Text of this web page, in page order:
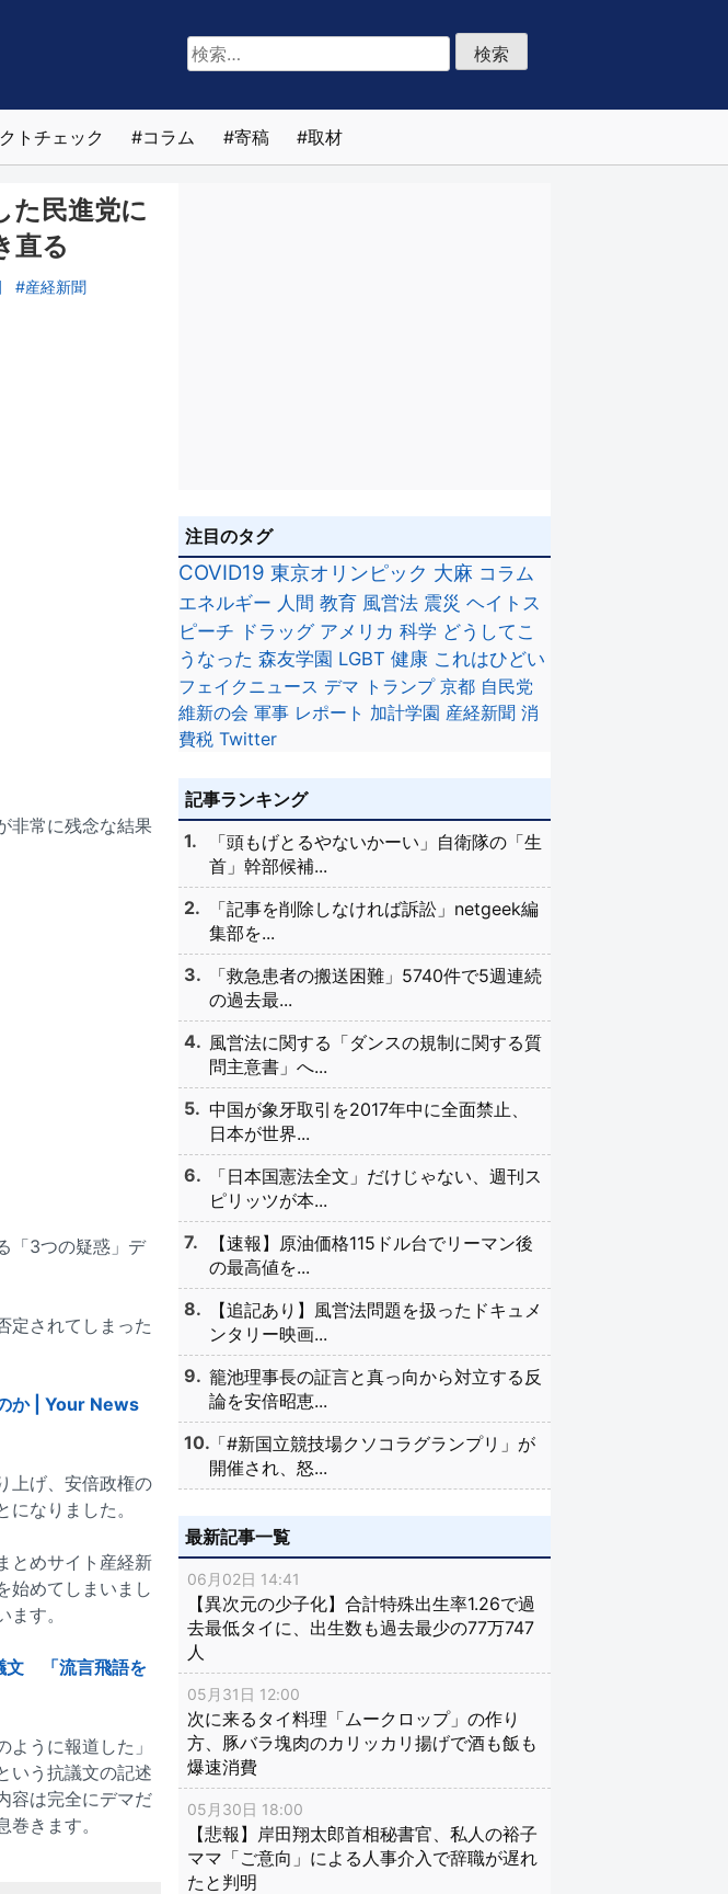
検
索:
トチェック コラム 寄稿 取材
た民進党に
直る
産経新聞
非常に残念な結果
「3つの疑惑」デ
定されてしまった
か | Your News
上げ、安倍政権の
なりました。
とめサイト産経新
始めてしまいまし
す。
文 「流言飛語を
うに報道した」
いう抗議文の記述
容は完全にデマだ
きます。
注目のタグ
COVID19 東京オリンピック 大麻 コラム
エネルギー 人間 教育 風営法 震災 ヘイトス
ピーチ ドラッグ アメリカ 科学 どうしてこ
うなった 森友学園 LGBT 健康 これはひどい
フェイクニュース デマ トランプ 京都 自民党
維新の会 軍事 レポート 加計学園 産経新聞 消
費税 Twitter
記事ランキング
「頭もげとるやないかーい」自衛隊の「生
首」幹部候補...
「記事を削除しなければ訴訟」netgeek編
集部を...
「救急患者の搬送困難」5740件で5週連続
の過去最...
風営法に関する「ダンスの規制に関する質
問主意書」へ...
中国が象牙取引を2017年中に全面禁止、
日本が世界...
「日本国憲法全文」だけじゃない、週刊ス
ピリッツが本...
【速報】原油価格115ドル台でリーマン後
の最高値を...
【追記あり】風営法問題を扱ったドキュメ
ンタリー映画...
籠池理事長の証言と真っ向から対立する反
論を安倍昭恵...
「#新国立競技場クソコラグランプリ」が
開催され、怒...
最新記事一覧
06月02日 14:41
【異次元の少子化】合計特殊出生率1.26で過
去最低タイに、出生数も過去最少の77万747
人
05月31日 12:00
次に来るタイ料理「ムークロップ」の作り
方、豚バラ塊肉のカリッカリ揚げで酒も飯も
爆速消費
05月30日 18:00
【悲報】岸田翔太郎首相秘書官、私人の裕子
ママ「ご意向」による人事介入で辞職が遅れ
たと判明